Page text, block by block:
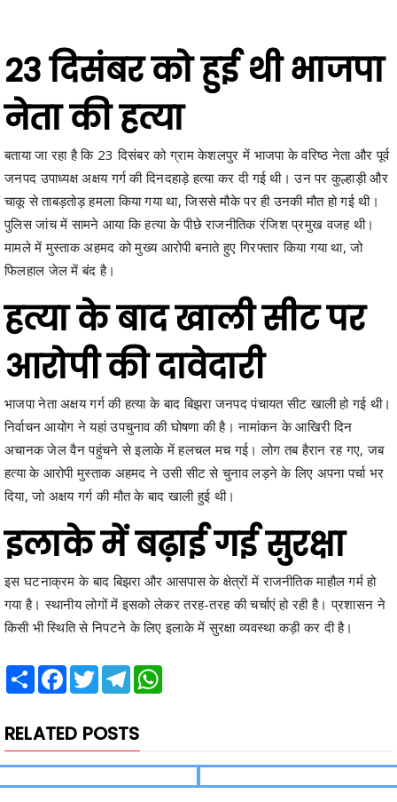
नेता की हत्या
बताया जा रहा है कि 23 दिसंबर को ग्राम केशलपुर में भाजपा के वरिष्ठ नेता और पूर्व
जनपद उपाध्यक्ष अक्षय गर्ग की दिनदहाड़े हत्या कर दी गई थी। उन पर कुल्हाड़ी और
चाकू से ताबड़तोड़ हमला किया गया था, जिससे मौके पर ही उनकी मौत हो गई थी।
पुलिस जांच में सामने आया कि हत्या के पीछे राजनीतिक रंजिश प्रमुख वजह थी।
मामले में मुस्ताक अहमद को मुख्य आरोपी बनाते हुए गिरफ्तार किया गया था, जो
फिलहाल जेल में बंद है।
हत्या के बाद खाली सीट पर
आरोपी की दावेदारी
भाजपा नेता अक्षय गर्ग की हत्या के बाद बिझरा जनपद पंचायत सीट खाली हो गई थी।
निर्वाचन आयोग ने यहां उपचुनाव की घोषणा की है। नामांकन के आखिरी दिन
अचानक जेल वैन पहुंचने से इलाके में हलचल मच गई। लोग तब हैरान रह गए, जब
हत्या के आरोपी मुस्ताक अहमद ने उसी सीट से चुनाव लड़ने के लिए अपना पर्चा भर
दिया, जो अक्षय गर्ग की मौत के बाद खाली हुई थी।
इलाके में बढ़ाई गई सुरक्षा
इस घटनाक्रम के बाद बिझरा और आसपास के क्षेत्रों में राजनीतिक माहौल गर्म हो
गया है। स्थानीय लोगों में इसको लेकर तरह-तरह की चर्चाएं हो रही है। प्रशासन ने
किसी भी स्थिति से निपटने के लिए इलाके में सुरक्षा व्यवस्था कड़ी कर दी है।
ShareFacebook
TwitterTelegramWhatsApp
RELATED POSTS